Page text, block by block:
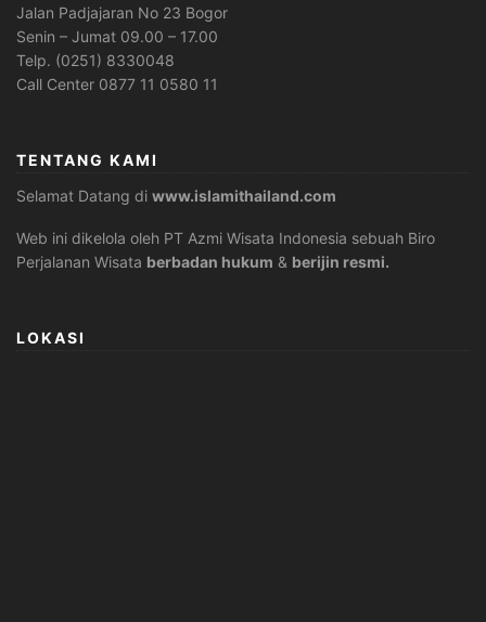
Jalan Padjajaran No 23 Bogor
Senin – Jumat 09.00 – 17.00
Telp. (0251) 8330048
Call Center 0877 11 0580 11
TENTANG KAMI
Selamat Datang di www.islamithailand.com
Web ini dikelola oleh PT Azmi Wisata Indonesia sebuah Biro
Perjalanan Wisata berbadan hukum & berijin resmi.
LOKASI